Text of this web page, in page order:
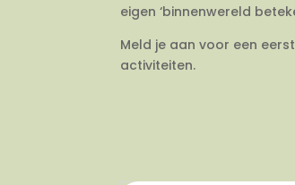
eigen ‘binnenwereld
Meld je aan voor een
activiteiten.